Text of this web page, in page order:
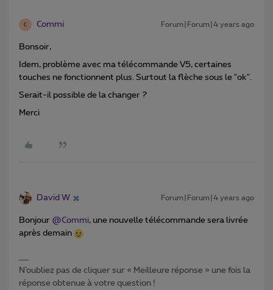
C Commi Forum|Forum|4 years ago
Bonsoir,
Idem, problème avec ma télécommande V5, certaines
touches ne fonctionnent plus. Surtout la flèche sous le "ok".
Serait-il possible de la changer ?
Merci
David W Forum|Forum|4 years ago
Bonjour @Commi, une nouvelle télécommande sera livrée
après demain
N’oubliez pas de cliquer sur « Meilleure réponse » une fois la
réponse obtenue à votre question !